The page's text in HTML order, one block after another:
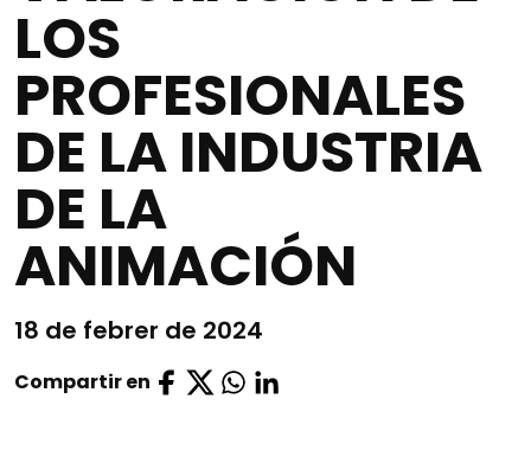
LOS
PROFESIONALES
DE LA INDUSTRIA
DE LA
ANIMACIÓN
18 de febrer de 2024
Compartir en